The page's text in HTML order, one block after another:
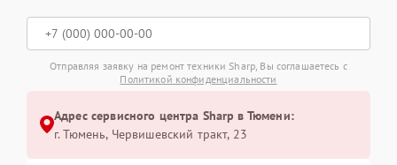
Отправляя заявку на ремонт техники Sharp, Вы соглашаетесь с
Политикой конфиденциальности
Адрес сервисного центра Sharp в Тюмени:
г. Тюмень, ​Червишевский тракт, 23